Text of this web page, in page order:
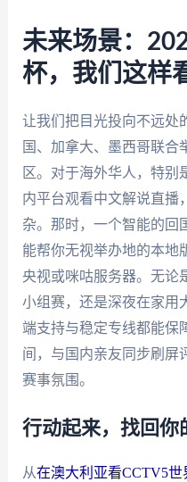
未来场景：
杯，我们这样
让我们把目光投向不远处
国、加拿大、墨西哥联合
区。对于海外华人，特别
内平台观看中文解说直播
杂。那时，一个智能的回
能帮你无视举办地的本地
央视或咪咕服务器。无论
小组赛，还是深夜在家用
端支持与稳定专线都能保
间，与国内亲友同步刷屏
赛事氛围。
行动起来，找回你
从在澳大利亚看CCTV5